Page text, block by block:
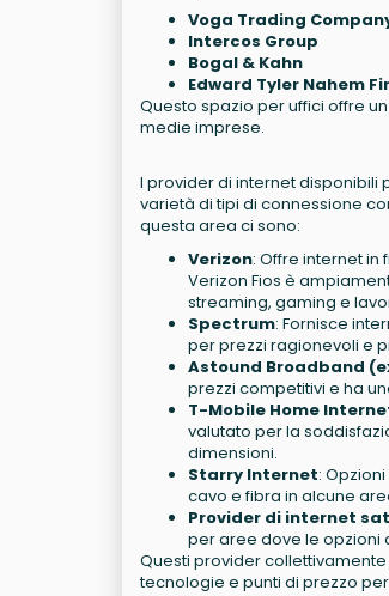
Voga Trading
Intercos Group
Bogal & Kahn
Edward Tyler Nahem
Questo spazio per uffici offre
medie imprese.
I provider di internet disponibili
varietà di tipi di connessione
questa area ci sono:
Verizon: Offre internet in
Verizon Fios è
streaming, gaming e
Spectrum: Fornisce
per prezzi ragionevoli e
Astound Broadband
prezzi competitivi e ha
T-Mobile Home
valutato per la
dimensioni.
Starry Internet:
cavo e fibra in alcune
Provider di internet
per aree dove le opzioni
Questi provider
tecnologie e punti di prezzo